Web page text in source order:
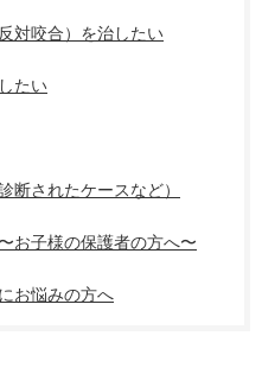
対咬合）を治したい
たい
断されたケースなど）
お子様の保護者の方へ〜
お悩みの方へ